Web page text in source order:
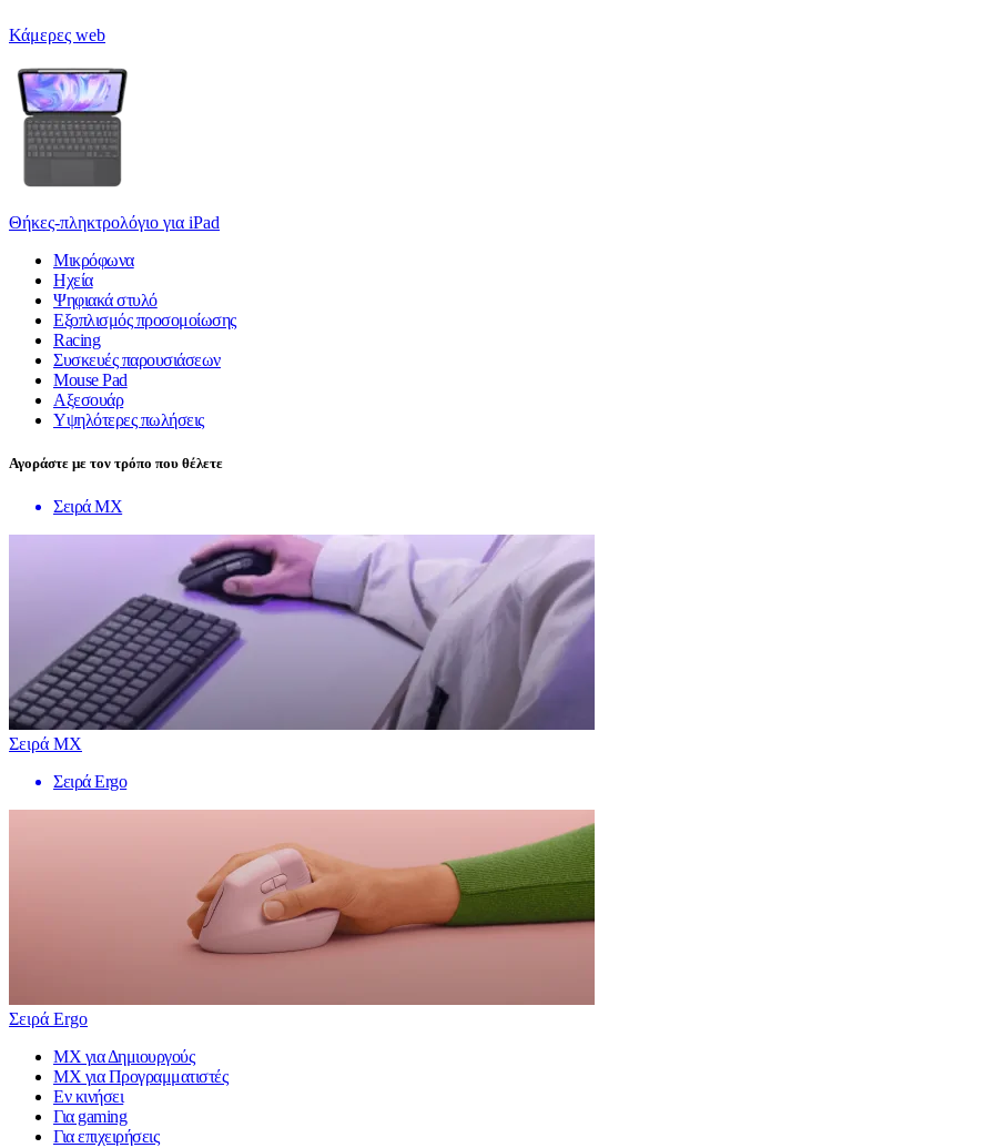
Κάμερες web
Θήκες-πληκτρολόγιο για iPad
Μικρόφωνα
Ηχεία
Ψηφιακά στυλό
Εξοπλισμός προσομοίωσης
Racing
Συσκευές παρουσιάσεων
Mouse Pad
Αξεσουάρ
Υψηλότερες πωλήσεις
Αγοράστε με τον τρόπο που θέλετε
Σειρά MX
Σειρά MX
Σειρά Ergo
Σειρά Ergo
MX για Δημιουργούς
MX για Προγραμματιστές
Εν κινήσει
Για gaming
Για επιχειρήσεις